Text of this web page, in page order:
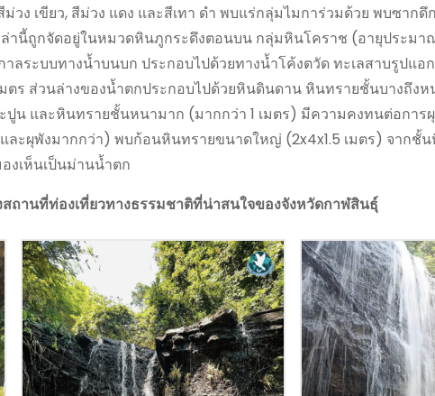
วง เขียว, สีม่วง แดง และสีเทา ดำ พบแร่กลุ่มไมการ่วมด้วย พบซากดึ
านี้ถูกจัดอยู่ในหมวดหินภูกระดึงตอนบน กลุ่มหินโคราช (อายุประมา
ระบบทางน้ำบนบก ประกอบไปด้วยทางน้ำโค้งตวัด ทะเลสาบรูปแอ
ร ส่วนล่างของน้ำตกประกอบไปด้วยหินดินดาน หินทรายชั้นบางถึงห
ปูน และหินทรายชั้นหนามาก (มากกว่า 1 เมตร) มีความคงทนต่อการ
ละผุพังมากกว่า) พบก้อนหินทรายขนาดใหญ่ (2x4x1.5 เมตร) จากชั้
เห็นเป็นม่านน้ำตก
สถานที่ท่องเที่ยวทางธรรมชาติที่น่าสนใจของจังหวัดกาฬสินธุ์